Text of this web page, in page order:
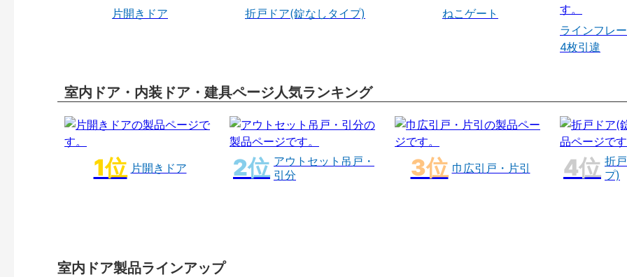
片開きドア 折戸ドア(錠なしタイプ)
ねこゲート
ラインフレ
4枚引違
室内ドア・内装ドア・建具ページ人気ランキング
片開きドア
アウトセット吊戸・
引分
巾広引戸・片引
折
プ)
室内ドア製品ラインアップ